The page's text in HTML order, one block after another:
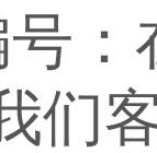
号
们